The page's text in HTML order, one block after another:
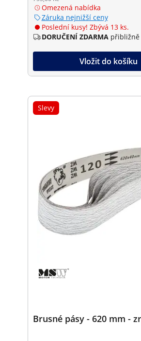
Omezená nabídka
Záruka nejnižší ceny
Poslední kusy! Zbývá 13 ks.
DORUČENÍ ZDARMA přibližně
Vložit do košíku
Slevy
Brusné pásy - 620 mm -